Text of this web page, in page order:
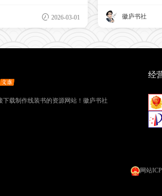
2026-03-01 徽庐书社
下载制作线装书的资源网站！徽庐书社
经
网站